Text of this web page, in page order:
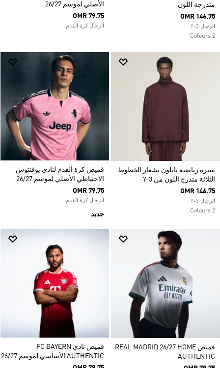
متدرجة اللون
OMR 146.75
الرجال Y-3
2 Colours
الأصلي لموسم 26/27
OMR 79.75
الرجال كرة القدم
سترة رياضية نايلون بشعار الخطوط
الثلاثة متدرج اللون من Y-3
OMR 146.75
الرجال Y-3
2 Colours
قميص كرة القدم لنادي يوفنتوس
الاحتياطي الأصلي لموسم 26/27
OMR 79.75
الرجال كرة القدم
جديد
قميص REAL MADRID 26/27 HOME
AUTHENTIC
قميص نادي FC BAYERN
AUTHENTIC الأساسي لموسم 26/27